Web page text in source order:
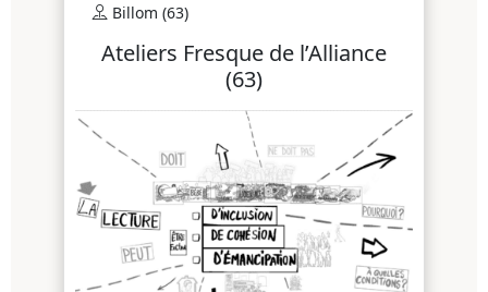
Billom (63)
Ateliers Fresque de l’Alliance
(63)